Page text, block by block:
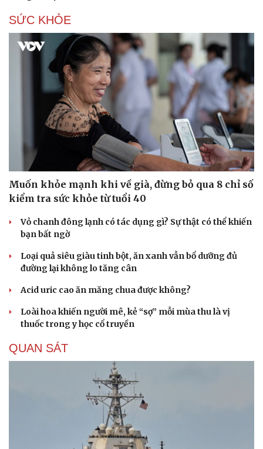
SỨC KHỎE
Muốn khỏe mạnh khi về già, đừng bỏ qua 8 chỉ số
kiểm tra sức khỏe từ tuổi 40
Vỏ chanh đông lạnh có tác dụng gì? Sự thật có thể khiến
bạn bất ngờ
Loại quả siêu giàu tinh bột, ăn xanh vẫn bổ dưỡng đủ
đường lại không lo tăng cân
Acid uric cao ăn măng chua được không?
Loài hoa khiến người mê, kẻ “sợ” mỗi mùa thu là vị
thuốc trong y học cổ truyền
QUAN SÁT